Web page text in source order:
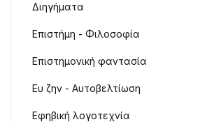
Διηγήματα
Επιστήμη - Φιλοσοφία
Επιστημονική φαντασία
Ευ ζην - Αυτοβελτίωση
Εφηβική λογοτεχνία